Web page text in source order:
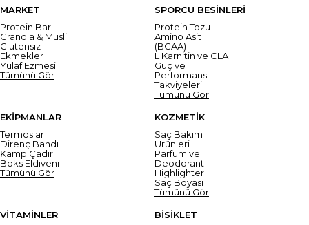
MARKET
Protein Bar
Granola & Müsli
Glutensiz
Ekmekler
Yulaf Ezmesi
Tümünü Gör
SPORCU BESİNLERİ
Protein Tozu
Amino Asit
(BCAA)
L Karnitin ve CLA
Güç ve
Performans
Takviyeleri
Tümünü Gör
EKİPMANLAR
Termoslar
Direnç Bandı
Kamp Çadırı
Boks Eldiveni
Tümünü Gör
KOZMETİK
Saç Bakım
Ürünleri
Parfüm ve
Deodorant
Highlighter
Saç Boyası
Tümünü Gör
VİTAMİNLER
BİSİKLET